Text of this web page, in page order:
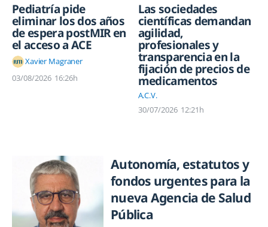
Pediatría pide
eliminar los dos años
de espera postMIR en
el acceso a ACE
Xavier Magraner
03/08/2026 16:26h
Las sociedades
científicas demandan
agilidad,
profesionales y
transparencia en la
fijación de precios de
medicamentos
A.C.V.
30/07/2026 12:21h
Autonomía, estatutos y
fondos urgentes para la
nueva Agencia de Salud
Pública